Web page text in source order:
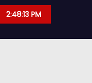
2:48:14 PM